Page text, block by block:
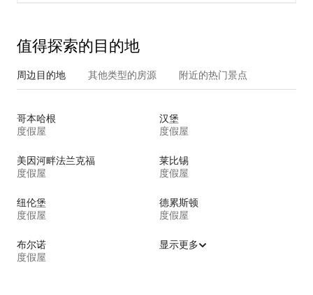
值得探索的目的地
周边目的地 其他类型的房源 附近的热门景点
哥本哈根
度假屋
汉堡
度假屋
美因河畔法兰克福
度假屋
莱比锡
度假屋
纽伦堡
度假屋
德累斯顿
度假屋
布尔诺
度假屋
显示更多